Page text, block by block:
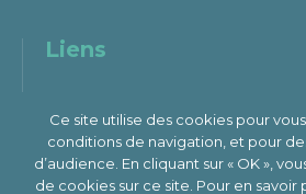
Liens
Plan du site
Mentions légales & Politique
Ce site utilise des cookies pour
conditions de navigation, et pour
d’audience. En cliquant sur « OK »,
de cookies sur ce site. Pour en savoir